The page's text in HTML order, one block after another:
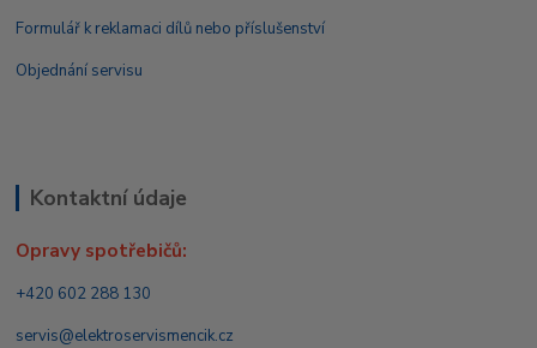
Formulář k reklamaci dílů nebo příslušenství
Objednání servisu
Kontaktní údaje
Opravy spotřebičů:
+420 602 288 130
servis@elektroservismencik.cz